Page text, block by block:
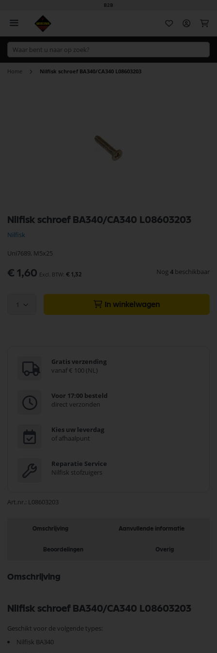
B2B
Home Nilfisk schroef BA340/CA340 L08603203
Nilfisk schroef BA340/CA340 L08603203
Nilfisk
Uni7689, M5x25
€ 1,60 € 1,32 Nog 4 beschikbaar
1 In winkelwagen
Gratis verzending
vanaf € 100 (NL)
Voor 17:00 besteld
direct verzonden
Kies uw leverdag
of afhaalpunt
Reparatie Service
Nilfisk stofzuigers
Art.nr. L08603203
naar
het
begin
de
gallerij
Omschrijving Aanvullende informatie
Beoordelingen Overig
Omschrijving
Nilfisk schroef BA340/CA340 L08603203
Geschikt voor de volgende types:
Nilfisk BA340